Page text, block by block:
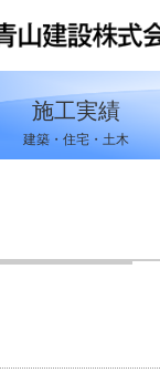
施工実績
建築・住宅・土木